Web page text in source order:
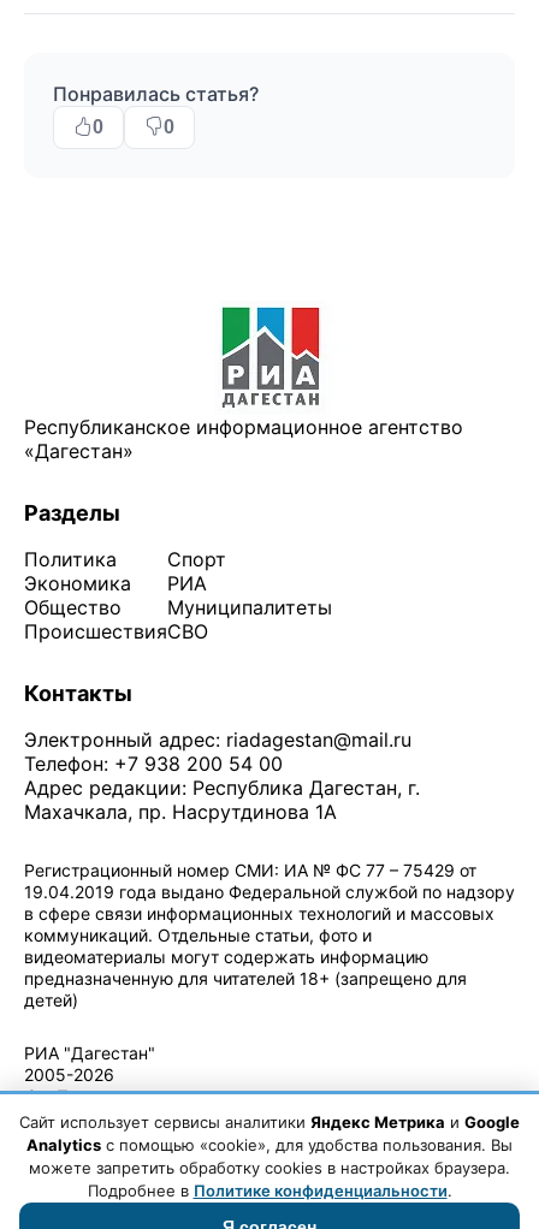
Понравилась статья?
0 0
Республиканское информационное агентство
«Дагестан»
Разделы
Политика
Экономика
Общество
Происшествия
Спорт
РИА
Муниципалитеты
СВО
Контакты
Электронный адрес: riadagestan@mail.ru
Телефон: +7 938 200 54 00
Адрес редакции: Республика Дагестан, г.
Махачкала, пр. Насрутдинова 1А
Регистрационный номер СМИ: ИА № ФС 77 – 75429 от
19.04.2019 года выдано Федеральной службой по надзору
в сфере связи информационных технологий и массовых
коммуникаций. Отдельные статьи, фото и
видеоматериалы могут содержать информацию
предназначенную для читателей 18+ (запрещено для
детей)
РИА "Дагестан"
2005-2026
© - Правила
использования
материалов.
Авторские
Сайт использует сервисы аналитики Яндекс Метрика и Google
Analytics с помощью «cookie», для удобства пользования. Вы
можете запретить обработку cookies в настройках браузера.
Подробнее в Политике конфиденциальности.